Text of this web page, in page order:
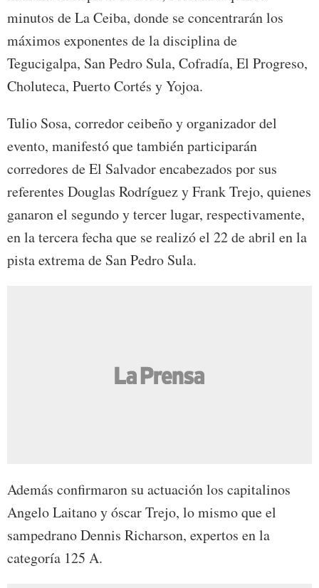
minutos de La Ceiba, donde se concentrarán los
máximos exponentes de la disciplina de
Tegucigalpa, San Pedro Sula, Cofradía, El Progreso,
Choluteca, Puerto Cortés y Yojoa.
Tulio Sosa, corredor ceibeño y organizador del
evento, manifestó que también participarán
corredores de El Salvador encabezados por sus
referentes Douglas Rodríguez y Frank Trejo, quienes
ganaron el segundo y tercer lugar, respectivamente,
en la tercera fecha que se realizó el 22 de abril en la
pista extrema de San Pedro Sula.
Además confirmaron su actuación los capitalinos
Angelo Laitano y óscar Trejo, lo mismo que el
sampedrano Dennis Richarson, expertos en la
categoría 125 A.